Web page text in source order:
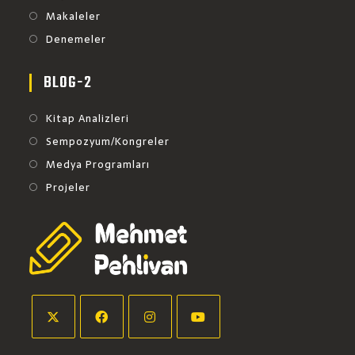
Makaleler
Denemeler
BLOG-2
Kitap Analizleri
Sempozyum/Kongreler
Medya Programları
Projeler